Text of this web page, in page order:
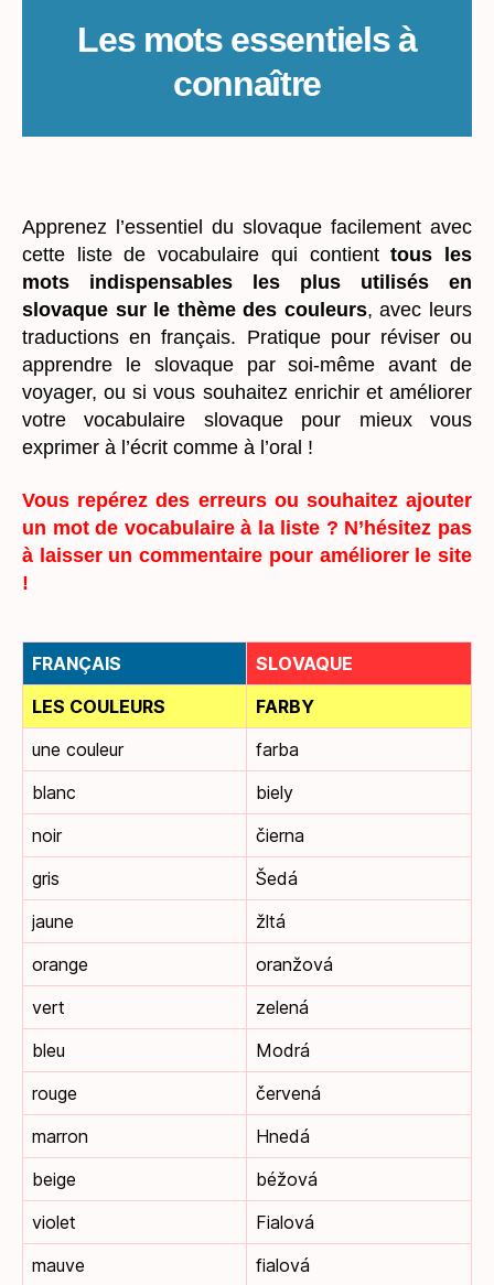
Les mots essentiels à
connaître
Apprenez l’essentiel du slovaque facilement avec
cette liste de vocabulaire qui contienttous les
mots indispensables les plus utilisés en
slovaque sur le thème des couleurs, avec leurs
traductions en français. Pratique pour réviser ou
apprendre le slovaque par soi-même avant de
voyager, ou si vous souhaitez enrichir et améliorer
votre vocabulaire slovaque pour mieux vous
exprimer à l’écrit comme à l’oral !
Vous repérez des erreurs ou souhaitez ajouter
un mot de vocabulaire à la liste ? N’hésitez pas
à laisser un commentaire pour améliorer le site
!
FRANÇAIS
SLOVAQUE
LES COULEURS
FARBY
une couleur
farba
blanc
biely
noir
čierna
gris
Šedá
jaune
žltá
orange
oranžová
vert
zelená
bleu
Modrá
rouge
červená
marron
Hnedá
beige
béžová
violet
Fialová
mauve
fialová